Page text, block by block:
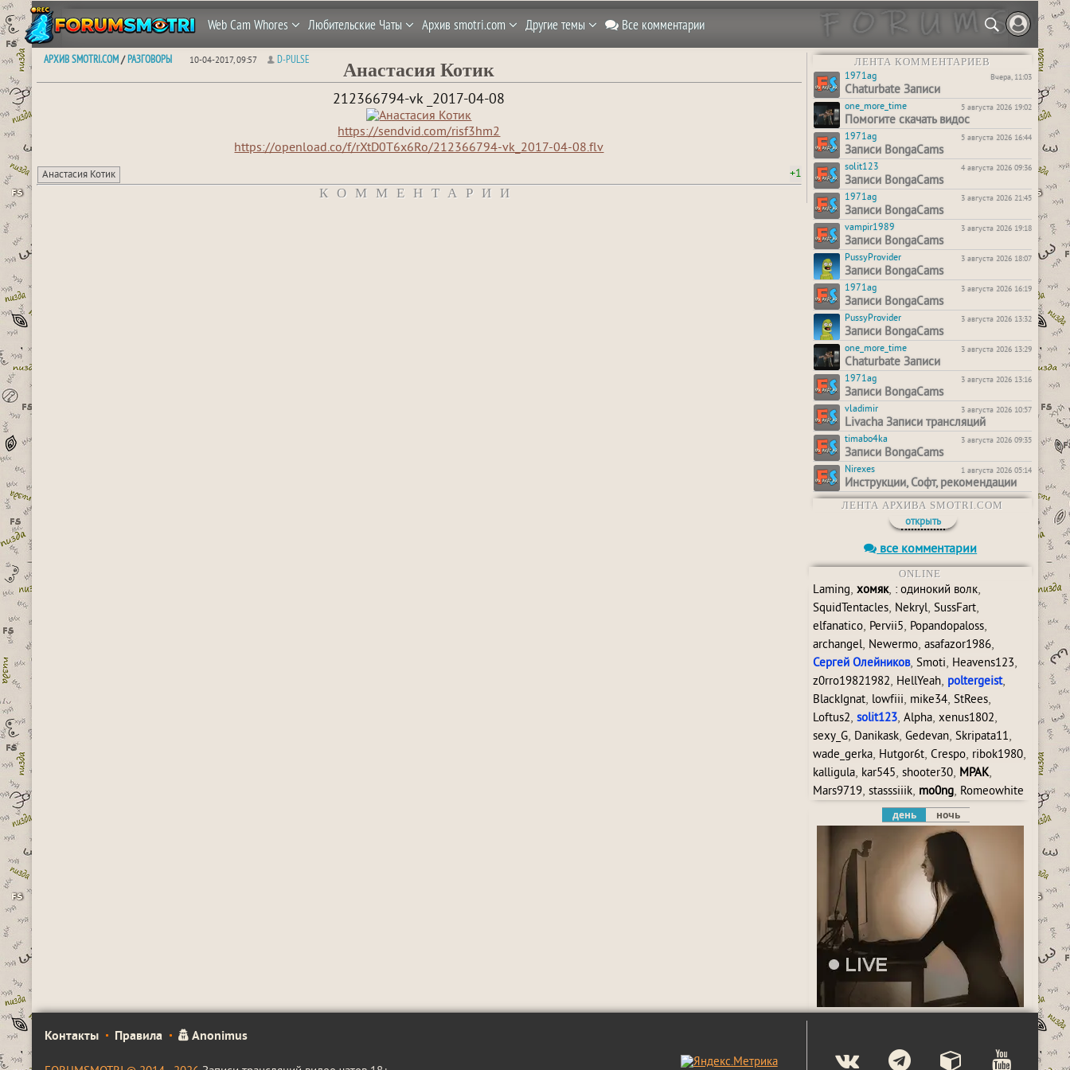
Web Cam Whores Любительские Чаты Архив smotri.com Другие темы Все комментарии
АРХИВ SMOTRI.COM/РАЗГОВОРЫ 10-04-2017, 09:57 D-PULSE
Анастасия Котик
212366794-vk _2017-04-08
https://sendvid.com/risf3hm2
https://openload.co/f/rXtD0T6x6Ro/212366794-vk_2017-04-08.flv
Анастасия Котик +1
КОММЕНТАРИИ
ЛЕНТА КОММЕНТАРИЕВ
1971ag
Вчера, 11:03
Chaturbate Записи
one_more_time 5 августа 2026 19:02
Помогите скачать видос
1971ag 5 августа 2026 16:44
Записи BongaCams
solit123 4 августа 2026 09:36
Записи BongaCams
1971ag 3 августа 2026 21:45
Записи BongaCams
vampir1989 3 августа 2026 19:18
Записи BongaCams
PussyProvider 3 августа 2026 18:07
Записи BongaCams
1971ag 3 августа 2026 16:19
Записи BongaCams
PussyProvider 3 августа 2026 13:32
Записи BongaCams
one_more_time 3 августа 2026 13:29
Chaturbate Записи
1971ag 3 августа 2026 13:16
Записи BongaCams
vladimir 3 августа 2026 10:57
Livacha Записи трансляций
timabo4ka 3 августа 2026 09:35
Записи BongaCams
Nirexes 1 августа 2026 05:14
Инструкции, Софт, рекомендации
ЛЕНТА АРХИВА SMOTRI.COM
открыть
все комментарии
ONLINE
Laming, хомяк, : одинокий волк,
SquidTentacles, Nekryl, SussFart,
elfanatico, Pervii5, Popandopaloss,
archangel, Newermo, asafazor1986,
Сергей Олейников, Smoti, Heavens123,
z0rro19821982, HellYeah, poltergeist,
BlackIgnat, lowfiii, mike34, StRees,
Loftus2, solit123, Alpha, xenus1802,
sexy_G, Danikask, Gedevan, Skripata11,
wade_gerka, Hutgor6t, Crespo, ribok1980,
kalligula, kar545, shooter30, MPAK,
Mars9719, stasssiiik, mo0ng, Romeowhite
день ночь
Контакты Правила Anonimus